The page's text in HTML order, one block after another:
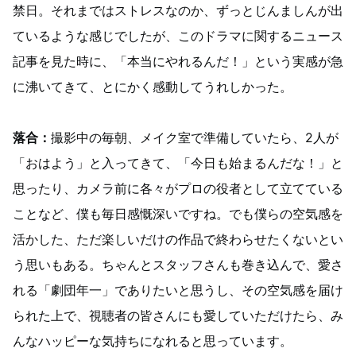
禁日。それまではストレスなのか、ずっとじんましんが出
ているような感じでしたが、このドラマに関するニュース
記事を見た時に、「本当にやれるんだ！」という実感が急
に沸いてきて、とにかく感動してうれしかった。
落合： 撮影中の毎朝、メイク室で準備していたら、2人が
「おはよう」と入ってきて、「今日も始まるんだな！」と
思ったり、カメラ前に各々がプロの役者として立てている
ことなど、僕も毎日感慨深いですね。でも僕らの空気感を
活かした、ただ楽しいだけの作品で終わらせたくないとい
う思いもある。ちゃんとスタッフさんも巻き込んで、愛さ
れる「劇団年一」でありたいと思うし、その空気感を届け
られた上で、視聴者の皆さんにも愛していただけたら、み
んなハッピーな気持ちになれると思っています。